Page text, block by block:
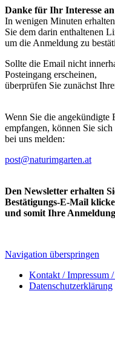
Danke für Ihr Interesse
In wenigen Minuten
Sie dem darin enthaltenen
um die Anmeldung zu
Sollte die Email nicht
Posteingang erscheinen,
überprüfen Sie zunächst
Wenn Sie die
empfangen, können Sie sich
bei uns melden:
post@naturimgarten.at
Den Newsletter erhalten
Bestätigungs-E-Mail
und somit Ihre Anmeldung
Navigation überspringen
Kontakt / Impressum
Datenschutzerklärung